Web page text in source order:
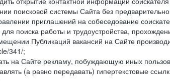
поисковой системы Сайта без
приглашений на собеседование
поиска работы и трудоустройства,
Публикаций вакансий на Сайте
341/;
на Сайте рекламу, побуждающую иных
(а равно передавать) гипертекстовые